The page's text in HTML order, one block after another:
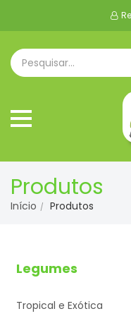
Produtos
Início Produtos
Legumes
Tropical e Exótica